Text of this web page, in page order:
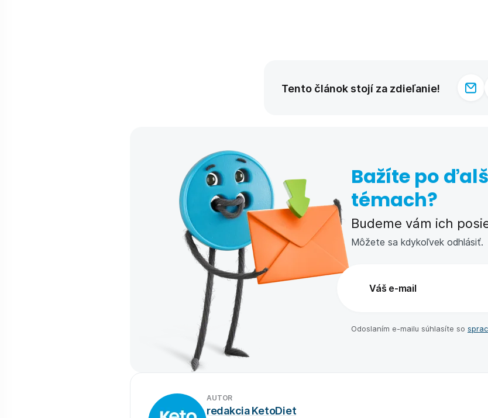
Tento článok stojí za zdieľanie!
Bažíte po
témach?
Budeme vám ich
Môžete sa kdykoľvek odhlásiť.
Odoslaním e-⁠mailu súhlasíte so
AUTOR
redakcia KetoDiet